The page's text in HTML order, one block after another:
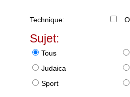
Technique:
Sujet:
Tous
Judaica
Sport